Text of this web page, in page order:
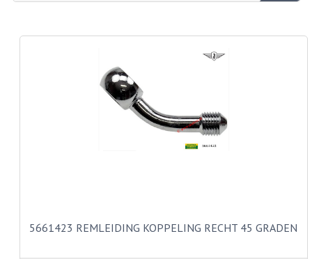
REMDELEN GEBRUIKT
CADEAUTIPS (NIET ACTIEF)
FRAME ONDERDELEN
5661423 REMLEIDING KOPPELING RECHT 45 GRADEN